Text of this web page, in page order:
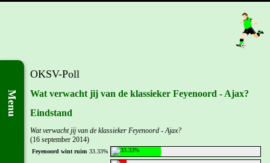
Menu
OKSV-Poll
Wat verwacht jij van de klassieker Feyenoord - Ajax?
Eindstand
Wat verwacht jij van de klassieker Feyenoord - Ajax?
(16 september 2014)
Feyenoord wint ruim 33.33%